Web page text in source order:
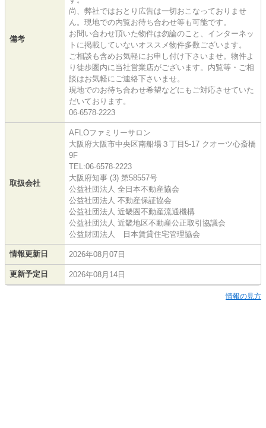
備考
尚、弊社ではおとり広告は一切おこなっておりませ
ん。現地での内覧お待ち合わせ等も可能です。
お問い合わせ頂いた物件は勿論のこと、インターネッ
トに掲載していないオススメ物件多数ございます。
ご相談も含めお気軽にお申し付け下さいませ。物件よ
り徒歩圏内に当社営業店がございます。内覧等・ご相
談はお気軽にご連絡下さいませ。
現地でのお待ち合わせ希望などにもご対応させていた
だいております。
06-6578-2223
取扱会社
AFLOファミリーサロン
大阪府大阪市中央区南船場３丁目5-17 クオーツ心斎橋
9F
TEL:06-6578-2223
大阪府知事 (3) 第58557号
公益社団法人 全日本不動産協会
公益社団法人 不動産保証協会
公益社団法人 近畿圏不動産流通機構
公益社団法人 近畿地区不動産公正取引協議会
公益財団法人 日本賃貸住宅管理協会
情報更新日 2026年08月07日
更新予定日 2026年08月14日
情報の見方